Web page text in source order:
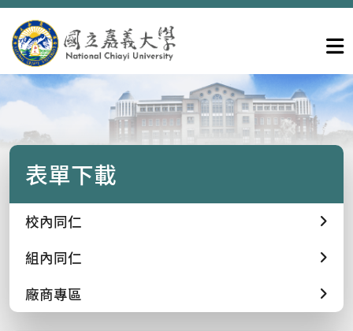
表單下載
校內同仁
組內同仁
廠商專區